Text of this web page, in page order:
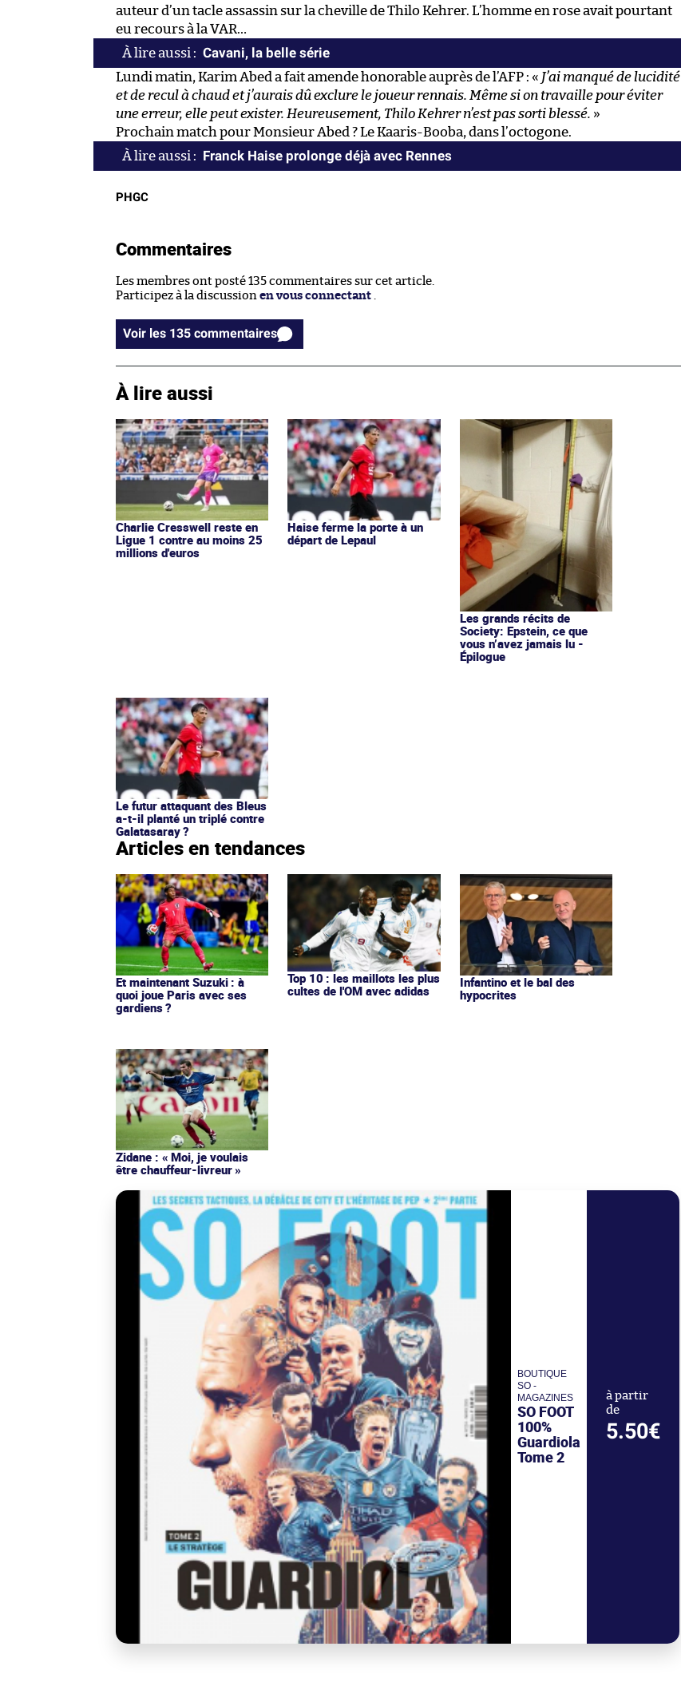
auteur d’un tacle assassin sur la cheville de Thilo Kehrer. L’homme en rose avait pourtant
eu recours à la VAR…
Cavani, la belle série
Lundi matin, Karim Abed a fait amende honorable auprès de l’AFP : « J’ai manqué de lucidité
et de recul à chaud et j’aurais dû exclure le joueur rennais. Même si on travaille pour éviter
une erreur, elle peut exister. Heureusement, Thilo Kehrer n’est pas sorti blessé. »
Prochain match pour Monsieur Abed ? Le Kaaris-Booba, dans l’octogone.
Franck Haise prolonge déjà avec Rennes
PHGC
Commentaires
Les membres ont posté 135 commentaires sur cet article.
Participez à la discussion en vous connectant
Voir les 135 commentaires
À lire aussi
Charlie Cresswell reste en
Ligue 1 contre au moins 25
millions d'euros
Haise ferme la porte à un
départ de Lepaul
Les grands récits de
Society: Epstein, ce que
vous n’avez jamais lu -
Épilogue
Le futur attaquant des Bleus
a-t-il planté un triplé contre
Galatasaray ?
Articles en tendances
Et maintenant Suzuki : à
quoi joue Paris avec ses
gardiens ?
Top 10 : les maillots les plus
cultes de l'OM avec adidas
Infantino et le bal des
hypocrites
Zidane : « Moi, je voulais
être chauffeur-livreur »
BOUTIQUE
SO -
MAGAZINES
SO FOOT
100%
Guardiola
Tome 2
à partir
de
5.50€